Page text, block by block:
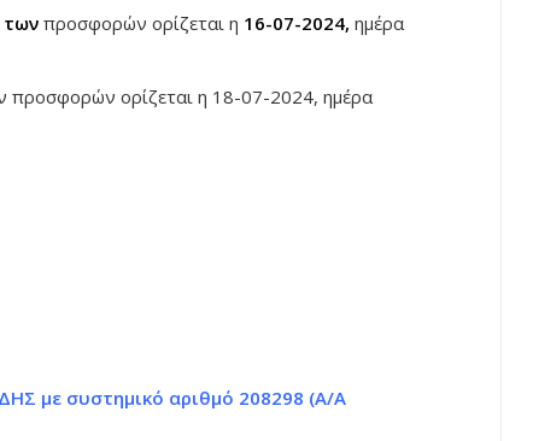
τωνπροσφορών ορίζεται η 16-07-2024, ημέρα
προσφορών ορίζεται η 18-07-2024, ημέρα
με συστημικό αριθμό 208298 (Α/Α